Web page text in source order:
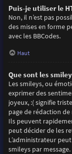
Puis-je utiliser le
Non, il n’est pas
des mises en forme
avec les BBCodes.
Haut
Que sont les
Les smileys, ou
exprimer des
joyeux, :( signifie
page de rédaction de
Ils peuvent
peut décider de les
L’administrateur
smileys par message.